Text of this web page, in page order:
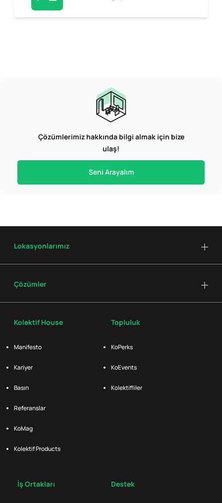
Çözümlerimiz hakkında bilgi almak için bize
ulaş!
Seni Arayalım
Kolektif House
Manifesto
Kariyer
Basın
Referanslar
KoMag
Kolektif Products
Topluluk
KoPerks
KoEvents
Kolektifliler
İş Ortakları Destek
Lokasyonlarımız
Çözümler